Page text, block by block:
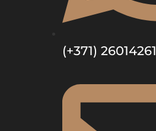
(+371) 26014261